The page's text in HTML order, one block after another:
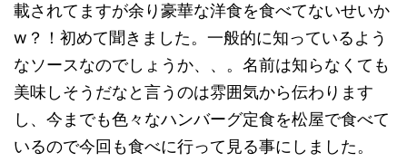
載されてますが余り豪華な洋食を食べてないせいか
w？！初めて聞きました。一般的に知っているよう
なソースなのでしょうか、、。名前は知らなくても
美味しそうだなと言うのは雰囲気から伝わります
し、今までも色々なハンバーグ定食を松屋で食べて
いるので今回も食べに行って見る事にしました。